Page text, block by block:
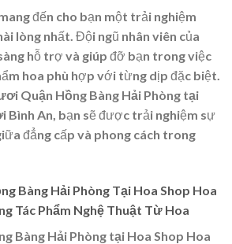
đến cho bạn một trải nghiệm
lòng nhất. Đội ngũ nhân viên của
hỗ trợ và giúp đỡ bạn trong việc
hoa phù hợp với từng dịp đặc biệt.
Quận Hồng Bàng Hải Phòng tại
Bình An , bạn sẽ được trải nghiệm sự
đẳng cấp và phong cách trong
Bàng Hải Phòng Tại Hoa Shop Hoa
Tác Phẩm Nghệ Thuật Từ Hoa
Bàng Hải Phòng tại Hoa Shop Hoa